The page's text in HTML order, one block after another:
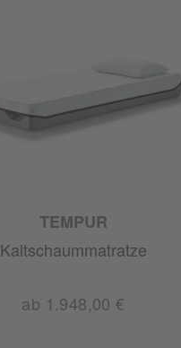
TEMPUR
Kaltschaummatratze
ab 1.948,00 €